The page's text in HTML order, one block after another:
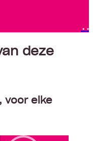
deze
voor elke